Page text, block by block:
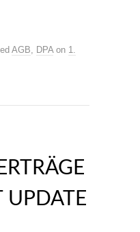
AGB, DPAon 1.
UPDATE